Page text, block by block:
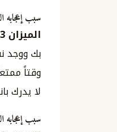
سبب إعجابه
الميزان
بك ووجد
وقتاً
لا يدرك
سبب إعجابه